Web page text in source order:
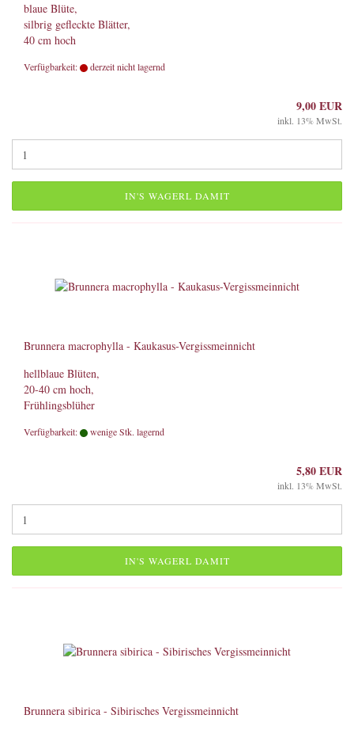
blaue Blüte,
silbrig gefleckte Blätter,
40 cm hoch
Verfügbarkeit: derzeit nicht lagernd
9,00 EUR
inkl. 13% MwSt.
IN'S WAGERL DAMIT
Brunnera macrophylla - Kaukasus-Vergissmeinnicht
hellblaue Blüten,
20-40 cm hoch,
Frühlingsblüher
Verfügbarkeit: wenige Stk. lagernd
5,80 EUR
inkl. 13% MwSt.
IN'S WAGERL DAMIT
Brunnera sibirica - Sibirisches Vergissmeinnicht